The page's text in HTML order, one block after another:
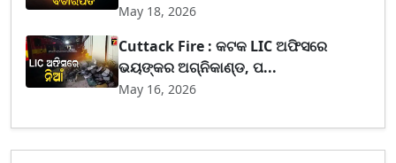
May 18, 2026
Cuttack Fire : କଟକ LIC ଅଫିସରେ
ଭୟଙ୍କର ଅଗ୍ନିକାଣ୍ଡ, ପ...
May 16, 2026